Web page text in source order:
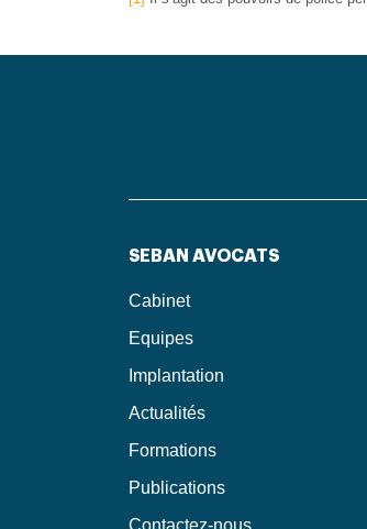
SEBAN AVOCATS
Cabinet
Equipes
Implantation
Actualités
Formations
Publications
Contactez-nous